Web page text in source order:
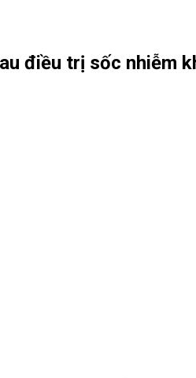
điều trị sốc nhiễm